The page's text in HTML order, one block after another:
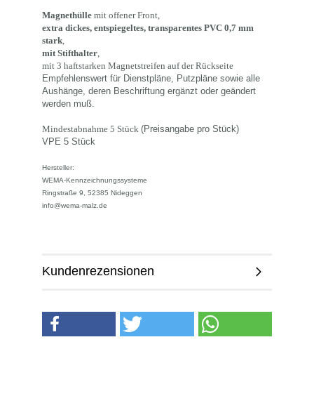
Magnethülle mit offener Front,
extra dickes, entspiegeltes, transparentes PVC 0,7 mm
stark,
mit Stifthalter,
mit 3 haftstarken Magnetstreifen auf der Rückseite
Empfehlenswert für Dienstpläne, Putzpläne sowie alle
Aushänge, deren Beschriftung ergänzt oder geändert
werden muß.
Mindestabnahme 5 Stück (Preisangabe pro Stück)
VPE 5 Stück
Hersteller:
WEMA-Kennzeichnungssysteme
Ringstraße 9, 52385 Nideggen
info@wema-malz.de
Kundenrezensionen